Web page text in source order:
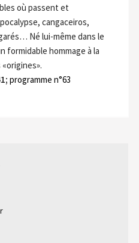
où passent et
cangaceiros,
Né lui-même dans le
formidable hommage à la
programme n°63